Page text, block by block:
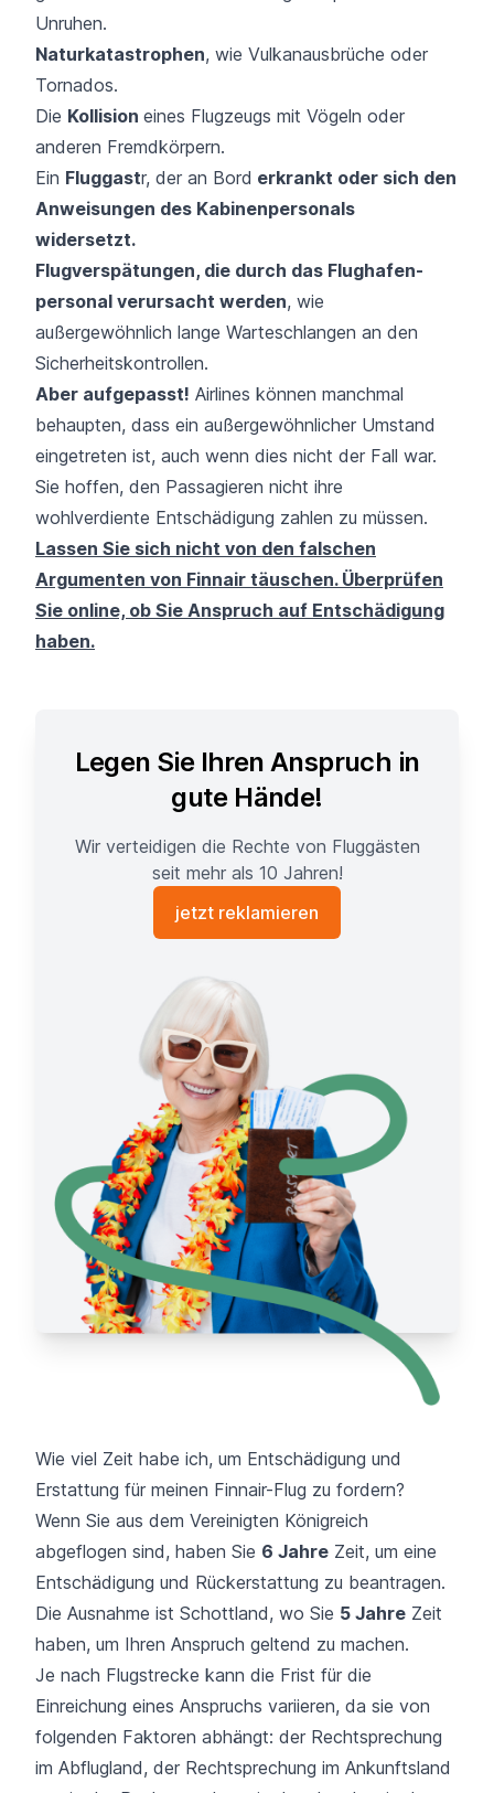
Unruhen.
Naturkatastrophen, wie Vulkanausbrüche oder
Tornados.
Die Kollision eines Flugzeugs mit Vögeln oder
anderen Fremdkörpern.
Ein Fluggastr, der an Bord erkrankt oder sich den
Anweisungen des Kabinen­personals
widersetzt.
Flugverspätungen, die durch das Flughafen­
personal verursacht werden, wie
außergewöhnlich lange Warte­schlangen an den
Sicherheitskontrollen.
Aber aufgepasst! Airlines können manchmal
behaupten, dass ein außergewöhnlicher Umstand
eingetreten ist, auch wenn dies nicht der Fall war.
Sie hoffen, den Passagieren nicht ihre
wohlverdiente Entschädigung zahlen zu müssen.
Lassen Sie sich nicht von den falschen
Argumenten von Finnair täuschen. Überprüfen
Sie online, ob Sie Anspruch auf Entschädigung
haben.
Legen Sie Ihren Anspruch in
gute Hände!
Wir verteidigen die Rechte von Fluggästen
seit mehr als 10 Jahren!
jetzt reklamieren
Wie viel Zeit habe ich, um Entschädigung und
Erstattung für meinen Finnair-Flug zu fordern?
Wenn Sie aus dem Vereinigten Königreich
abgeflogen sind, haben Sie 6 Jahre Zeit, um eine
Entschädigung und Rückerstattung zu beantragen.
Die Ausnahme ist Schottland, wo Sie 5 Jahre Zeit
haben, um Ihren Anspruch geltend zu machen.
Je nach Flugstrecke kann die Frist für die
Einreichung eines Anspruchs variieren, da sie von
folgenden Faktoren abhängt: der Rechtsprechung
im Abflugland, der Rechtsprechung im Ankunftsland